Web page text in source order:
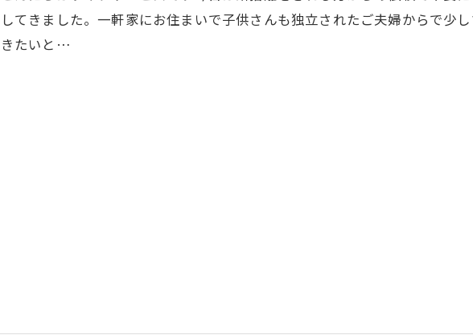
してきました。一軒家にお住まいで子供さんも独立されたご夫婦からで少
きたいと…